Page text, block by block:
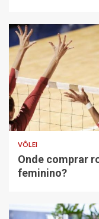
VÔLEI
Onde comprar
feminino?